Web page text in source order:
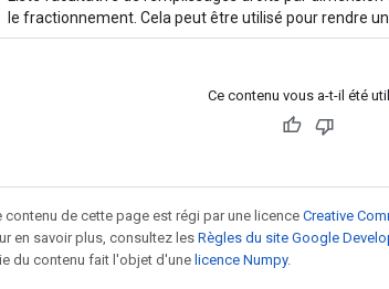
le fractionnement. Cela peut être utilisé pour rendre
Ce contenu vous a-t-il été
de cette page est régi par une licence Creative
en savoir plus, consultez les Règles du site Google
du contenu fait l'objet d'une licence Numpy.